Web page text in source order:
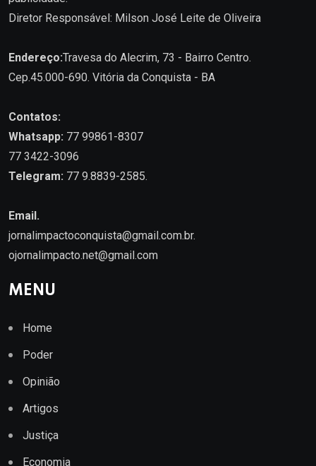
Diretor Responsável: Milson José Leite de Oliveira
Endereço:Travesa do Alecrim, 73 - Bairro Centro.
Cep.45.000-690. Vitória da Conquista - BA
Contatos:
Whatsapp: 77 99861-8307
77 3422-3096
Telegram: 77 9.8839-2585.
Email.
jornalimpactoconquista@gmail.com.br.
ojornalimpacto.net@gmail.com
MENU
Home
Poder
Opinião
Artigos
Justiça
Economia